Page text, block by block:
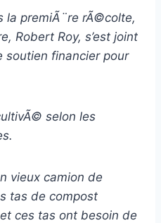
la premiÃ¨re rÃ©colte,
Robert Roy, s’est joint
financier pour
selon les
vieux camion de
tas de compost
ces tas ont besoin de